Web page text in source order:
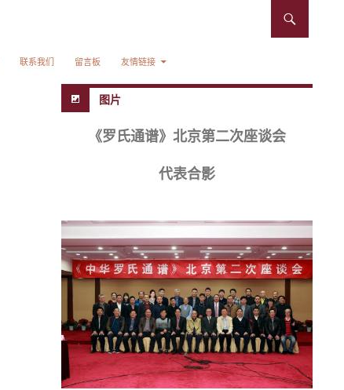
联系我们 留言板 友情链接
图片
《罗氏通谱》北京第二次座谈会
代表合影